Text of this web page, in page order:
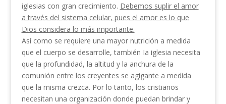
iglesias con gran crecimiento. Debemos suplir el amor
a través del sistema celular, pues el amor es lo que
Dios considera lo más importante.
Así como se requiere una mayor nutrición a medida
que el cuerpo se desarrolle, también Ia iglesia necesita
que la profundidad, la altitud y la anchura de la
comunión entre los creyentes se agigante a medida
que la misma crezca. Por lo tanto, los cristianos
necesitan una organización donde puedan brindar y